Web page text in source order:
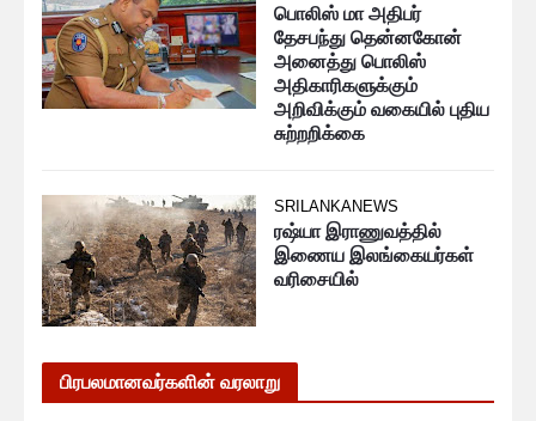
பொலிஸ் மா அதிபர்
தேசபந்து தென்னகோன்
அனைத்து பொலிஸ்
அதிகாரிகளுக்கும்
அறிவிக்கும் வகையில் புதிய
சுற்றறிக்கை
SRILANKANEWS
ரஷ்யா இராணுவத்தில்
இணைய இலங்கையர்கள்
வரிசையில்
பிரபலமானவர்களின் வரலாறு